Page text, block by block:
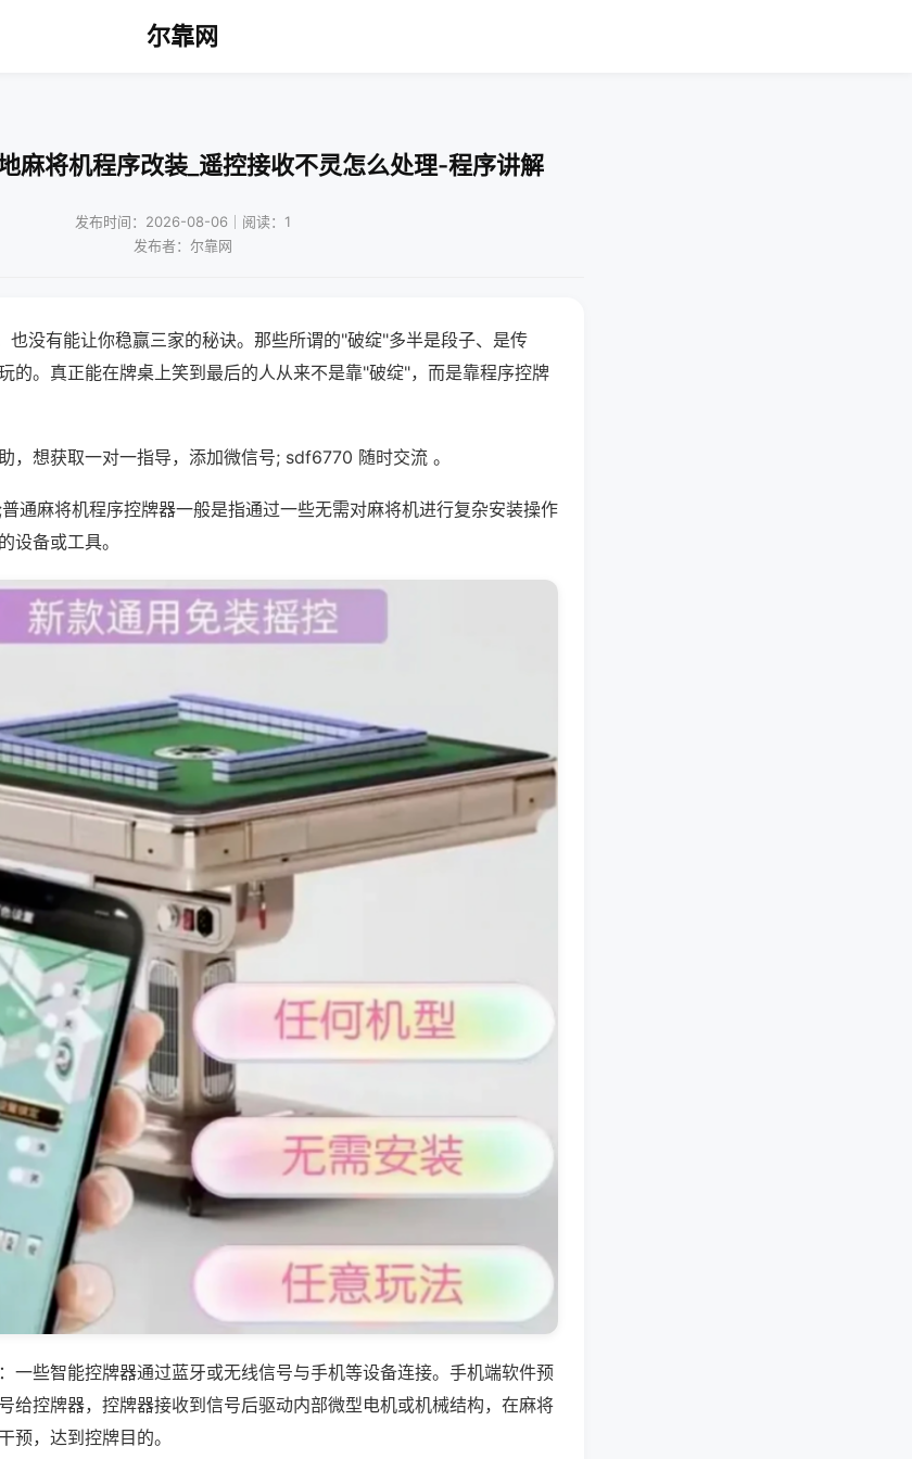
尔靠网
麻将机程序改装_遥控接收不灵怎么处理-程序讲解
发布时间：2026-08-06｜阅读：1
发布者：尔靠网
也没有能让你稳赢三家的秘诀。那些所谓的"破绽"多半是段子、是传
的。真正能在牌桌上笑到最后的人从来不是靠"破绽"，而是靠程序控牌
，想获取一对一指导，添加微信号; sdf6770 随时交流 。
通麻将机程序控牌器一般是指通过一些无需对麻将机进行复杂安装操作
设备或工具。
一些智能控牌器通过蓝牙或无线信号与手机等设备连接。手机端软件预
给控牌器，控牌器接收到信号后驱动内部微型电机或机械结构，在麻将
预，达到控牌目的。